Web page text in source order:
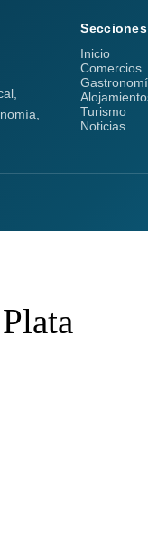
Secciones
Inicio
Comercios
Turismo
Noticias